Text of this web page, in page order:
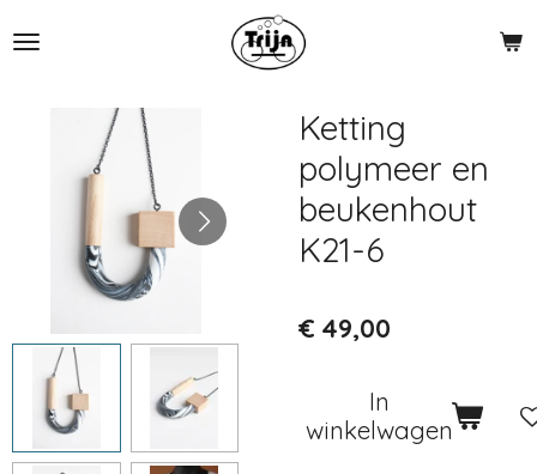
direct
hoofdinhoud
Ketting
polymeer en
beukenhout
K21-6
€ 49,00
In
winkelwagen